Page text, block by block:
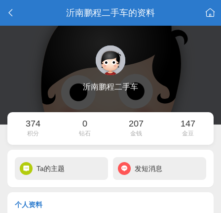
沂南鹏程二手车的资料
沂南鹏程二手车
374
积分
0
钻石
207
金钱
147
金豆
Ta的主题 发短消息
个人资料